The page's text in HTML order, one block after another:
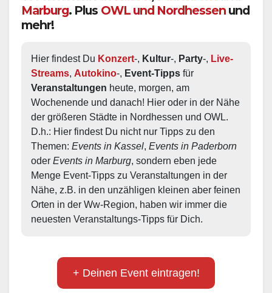
Marburg. Plus OWL und Nordhessen und
mehr!
Hier findest Du Konzert-, Kultur-, Party-, Live-
Streams, Autokino-, Event-Tipps
Veranstaltungen heute, morgen, am
Wochenende und danach! Hier oder in der Nähe
der größeren Städte in Nordhessen und OWL.
D.h.: Hier findest Du nicht nur Tipps zu den
Themen: Events in Kassel, Events in Paderborn
oder Events in Marburg, sondern eben jede
Menge Event-Tipps zu Veranstaltungen in der
Nähe, z.B. in den unzähligen kleinen aber feinen
Orten in der Ww-Region, haben wir immer die
neuesten Veranstaltungs-Tipps für Dich.
+ Deinen Event eintragen!